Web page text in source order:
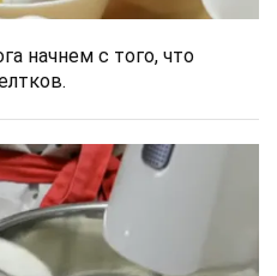
начнем с того, что